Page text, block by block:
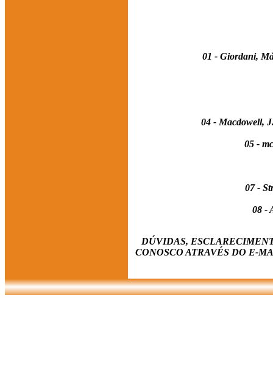
01 - Giordani,
04 - Macdowell,
05 -
07 -
08 -
DÚVIDAS,
CONOSCO ATRAVÉS DO E-